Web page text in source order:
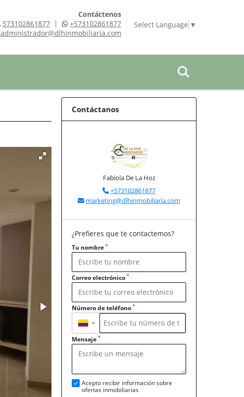
Contáctenos
573102861877|
+573102861877
administrador@dlhinmobiliaria.com
Select Language ▼
Contáctanos
Fabiola De La Hoz
+573102861877
marketing@dlhinmobiliaria.com
¿Prefieres que te contactemos?
Tu nombre *
Correo electrónico *
Número de teléfono *
▼
Mensaje *
Acepto recibir información sobre
ofertas inmobiliarias